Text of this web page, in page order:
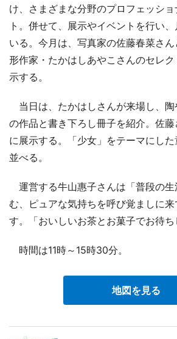
け、さまざまな分野のプロフェッシ
ト。併せて、展示やイベントを行い
いる。今月は、写真家の佐藤春菜さ
形作家・たかはしあやこさんのセレ
示する。
当日は、たかはしさんが来場し、陶
の作品と書き下ろし冊子を紹介。佐
に展示する。「少女」をテーマにし
並べる。
運営する牛山惠子さんは「普段の
む、ピュアな気持ちを呼び覚ましに
す。「おいしいお茶とお菓子でお待ち
時間は11時～15時30分。
地図を見る